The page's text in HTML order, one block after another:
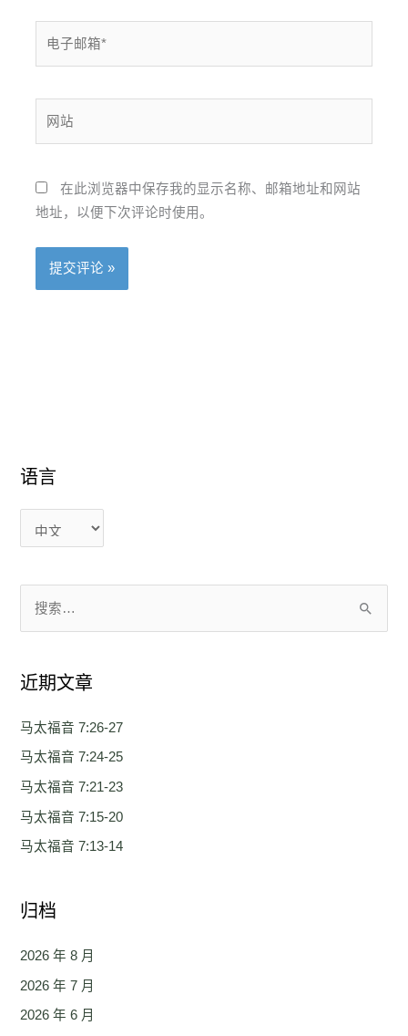
箱
在此浏览器中保存我的显示名称、邮箱地址和网站
地址，以便下次评论时使用。
语言
语
近期文章
马太福音 7:26-27
马太福音 7:24-25
马太福音 7:21-23
马太福音 7:15-20
马太福音 7:13-14
归档
2026 年 8 月
2026 年 7 月
2026 年 6 月
语